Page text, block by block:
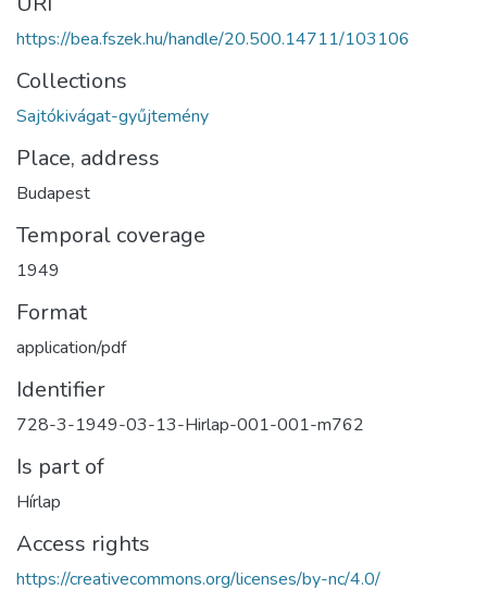
https://bea.fszek.hu/handle/20.500.14711/103106
Collections
Sajtókivágat-gyűjtemény
Place, address
Budapest
Temporal coverage
1949
Format
application/pdf
Identifier
728-3-1949-03-13-Hirlap-001-001-m762
Is part of
Hírlap
Access rights
https://creativecommons.org/licenses/by-nc/4.0/